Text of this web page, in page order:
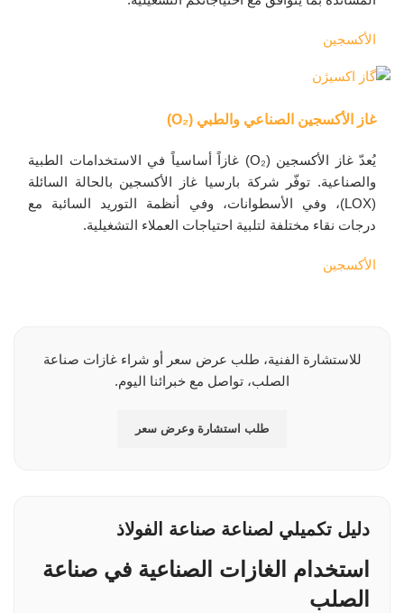
الأكسجين
غاز الأكسجين الصناعي والطبي (O₂)
يُعدّ غاز الأكسجين (O₂) غازاً أساسياً في الاستخدامات الطبية
والصناعية. توفّر شركة بارسيا غاز الأكسجين بالحالة السائلة
(LOX)، وفي الأسطوانات، وفي أنظمة التوريد السائبة مع
درجات نقاء مختلفة لتلبية احتياجات العملاء التشغيلية.
الأكسجين
للاستشارة الفنية، طلب عرض سعر أو شراء غازات صناعة
الصلب، تواصل مع خبرائنا اليوم.
طلب استشارة وعرض سعر
دليل تكميلي لصناعة صناعة الفولاذ
استخدام الغازات الصناعية في صناعة
الصلب